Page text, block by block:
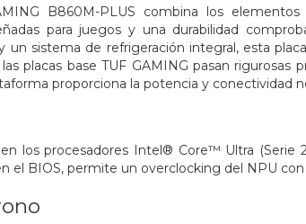
B860M-PLUS combina los
para juegos y una durabilidad
un sistema de refrigeración integral, esta
placas base TUF GAMING pasan
proporciona la potencia y conectividad
los procesadores Intel® Core™ Ultra
el BIOS, permite un overclocking del NPU